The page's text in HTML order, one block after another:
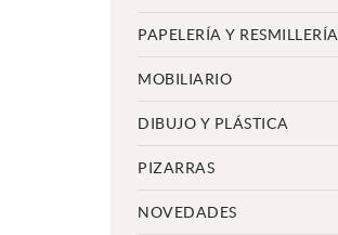
PAPELERÍA Y RESMILLERÍA
MOBILIARIO
DIBUJO Y PLÁSTICA
PIZARRAS
NOVEDADES